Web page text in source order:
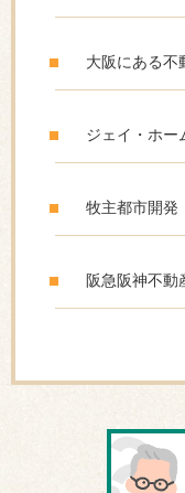
大阪にある不
ジェイ・ホー
牧主都市開発
阪急阪神不動